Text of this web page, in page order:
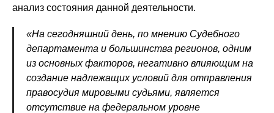
анализ состояния данной деятельности.
«На сегодняшний день, по мнению Судебного
департамента и большинства регионов, одним
из основных факторов, негативно влияющим на
создание надлежащих условий для отправления
правосудия мировыми судьями, является
отсутствие на федеральном уровне